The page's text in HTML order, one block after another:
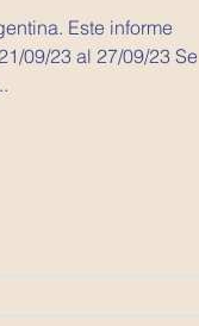
Este informe
09/23 al 27/09/23 Se